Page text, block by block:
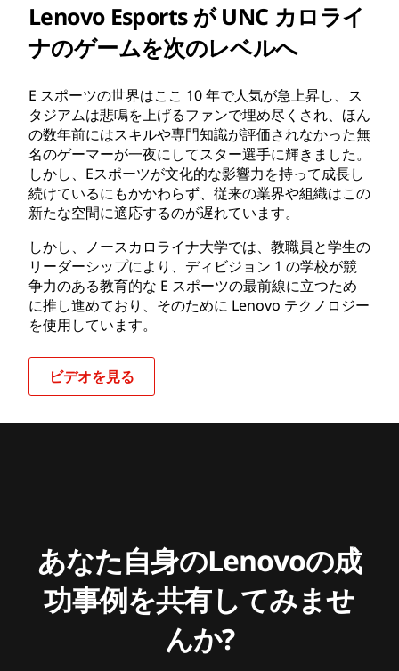
Lenovo Esports が UNC カロライ
ナのゲームを次のレベルへ
E スポーツの世界はここ 10 年で人気が急上昇し、ス
タジアムは悲鳴を上げるファンで埋め尽くされ、ほん
の数年前にはスキルや専門知識が評価されなかった無
名のゲーマーが一夜にしてスター選手に輝きました。
しかし、Eスポーツが文化的な影響力を持って成長し
続けているにもかかわらず、従来の業界や組織はこの
新たな空間に適応するのが遅れています。
しかし、ノースカロライナ大学では、教職員と学生の
リーダーシップにより、ディビジョン 1 の学校が競
争力のある教育的な E スポーツの最前線に立つため
に推し進めており、そのために Lenovo テクノロジー
を使用しています。
ビデオを見る
あなた自身のLenovoの成
功事例を共有してみませ
んか?